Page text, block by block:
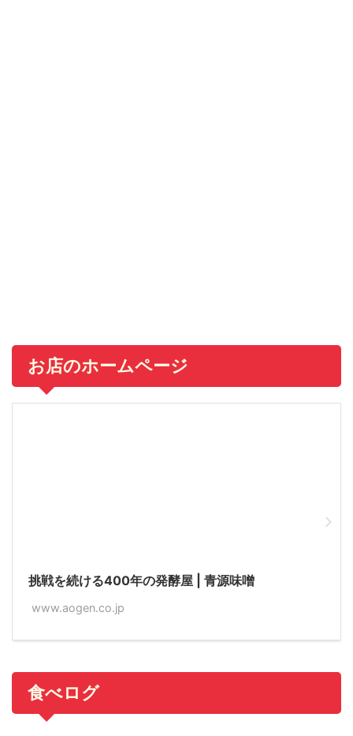
お店のホームページ
挑戦を続ける400年の発酵屋 | 青源味噌
www.aogen.co.jp
食べログ